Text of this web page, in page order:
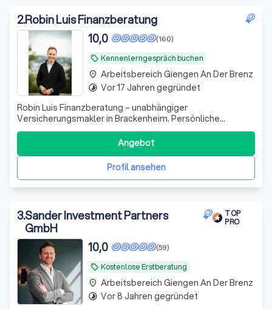
2.Robin Luis Finanzberatung
local_offer Kennenlerngespräch buchen
(160)
10,0
Robin Luis Finanzberatung – unabhängiger
Versicherungsmakler in Brackenheim. Persönliche
Beratung, maßgeschneiderte Lösungen und über 16 Jahre
Erfahrung für private und gewerbliche Versicherungen.
Profil ansehen
Angebot
place Arbeitsbereich Giengen An Der Brenz
timelapse Vor 17 Jahren gegründet
3.Sander Investment Partners
GmbH
TOP
PRO
local_offer Kostenlose Erstberatung
(59)
10,0
place Arbeitsbereich Giengen An Der Brenz
timelapse Vor 8 Jahren gegründet